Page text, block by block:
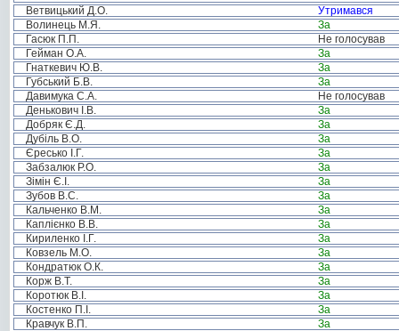
Ветвицький Д.О.
Утримався
Волинець М.Я.
За
Гасюк П.П.
Не голосував
Гейман О.А.
За
Гнаткевич Ю.В.
За
Губський Б.В.
За
Давимука С.А.
Не голосував
Денькович І.В.
За
Добряк Є.Д.
За
Дубіль В.О.
За
Єресько І.Г.
За
Забзалюк Р.О.
За
Зімін Є.І.
За
Зубов В.С.
За
Кальченко В.М.
За
Каплієнко В.В.
За
Кириленко І.Г.
За
Ковзель М.О.
За
Кондратюк О.К.
За
Корж В.Т.
За
Коротюк В.І.
За
Костенко П.І.
За
Кравчук В.П.
За